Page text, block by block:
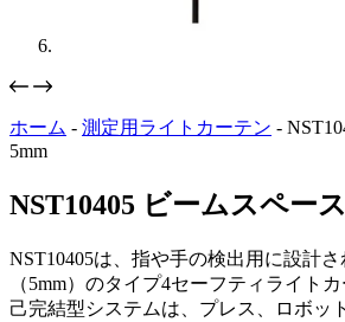
ホーム - 測定用ライトカーテン -
5mm
NST10405 ビームスペー
NST10405は、指や手の検出用に設計
（5mm）のタイプ4セーフティライト
己完結型システムは、プレス、ロボッ